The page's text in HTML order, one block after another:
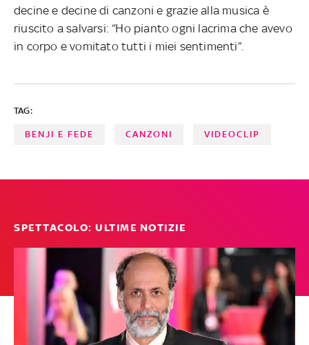
decine e decine di canzoni e grazie alla musica è
riuscito a salvarsi: “Ho pianto ogni lacrima che avevo
in corpo e vomitato tutti i miei sentimenti”.
TAG:
BENJI E FEDE CANZONI VIDEOCLIP
SPETTACOLO: ULTIME NOTIZIE